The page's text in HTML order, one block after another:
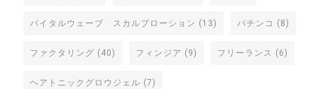
バイタルウェーブ スカルプローション (13) パチンコ (8)
ファクタリング (40) フィンジア (9) フリーランス (6)
ヘアトニックグロウジェル (7)